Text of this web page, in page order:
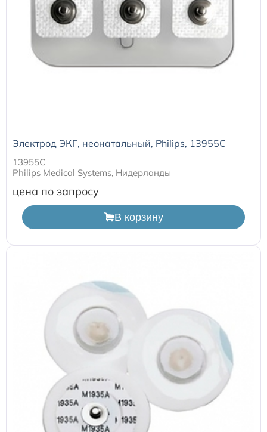
Электрод ЭКГ, неонатальный, Philips, 13955С
13955С
Philips Medical Systems, Нидерланды
цена по запросу
В корзину